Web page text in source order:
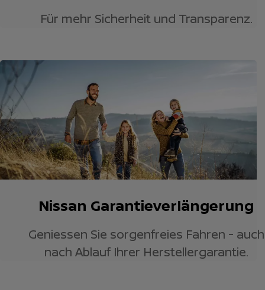
Für mehr Sicherheit und Transparenz.
Nissan Garantieverlängerung
Geniessen Sie sorgenfreies Fahren - auch
nach Ablauf Ihrer Herstellergarantie.